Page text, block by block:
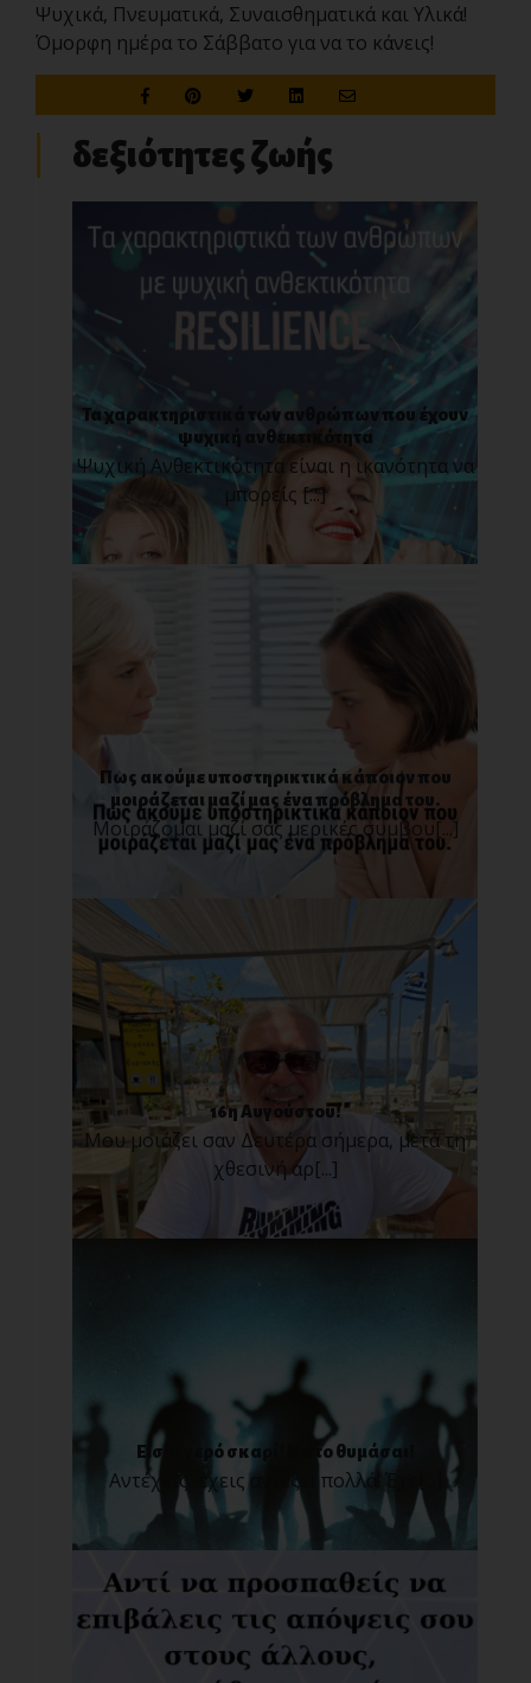
Ψυχικά, Πνευματικά, Συναισθηματικά και Υλικά!
Όμορφη ημέρα το Σάββατο για να το κάνεις!
δεξιότητες ζωής
Τα χαρακτηριστικά των ανθρώπων που έχουν
ψυχική ανθεκτικότητα
Ψυχική Ανθεκτικότητα είναι η ικανότητα να
μπορείς [...]
Πως ακούμε υποστηρικτικά κάποιον που
μοιράζεται μαζί μας ένα πρόβλημα του.
Μοιράζομαι μαζί σας μερικές συμβου[...]
16η Αυγούστου!
Μου μοιάζει σαν Δευτέρα σήμερα, μετά τη
χθεσινή αρ[...]
Είσαι γερό σκαρί! Να το θυμάσαι!
Αντέχεις, έχεις αντέξει πολλά! Έχε[...]